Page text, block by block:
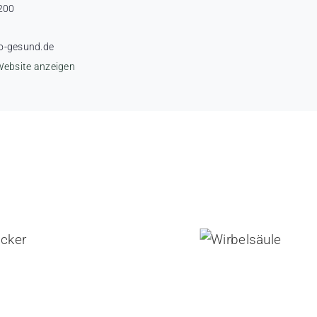
gesund.de
anzeigen